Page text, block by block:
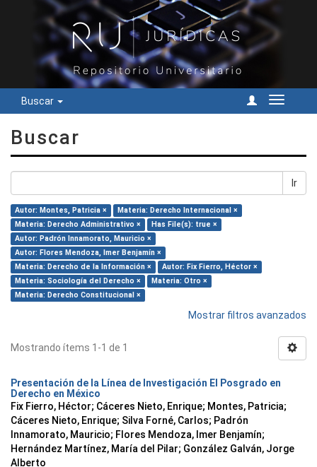
Buscar
Cambiar
Buscar
Ir
Autor: Montes, Patricia ×
Materia: Derecho Internacional ×
Materia: Derecho Administrativo ×
Has File(s): true ×
Autor: Padrón Innamorato, Mauricio ×
Autor: Flores Mendoza, Imer Benjamín ×
Materia: Derecho de la Información ×
Autor: Fix Fierro, Héctor ×
Materia: Sociología del Derecho ×
Materia: Otro ×
Materia: Derecho Constitucional ×
Mostrar filtros avanzados
Mostrando ítems 1-1 de 1
Presentación de la Línea de Investigación El Posgrado en
Derecho en México
Fix Fierro, Héctor; Cáceres Nieto, Enrique; Montes, Patricia;
Cáceres Nieto, Enrique; Silva Forné, Carlos; Padrón
Innamorato, Mauricio; Flores Mendoza, Imer Benjamín;
Hernández Martínez, María del Pilar; González Galván, Jorge
Alberto